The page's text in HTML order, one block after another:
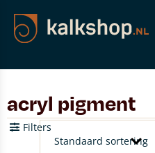
acryl pigment
Filters